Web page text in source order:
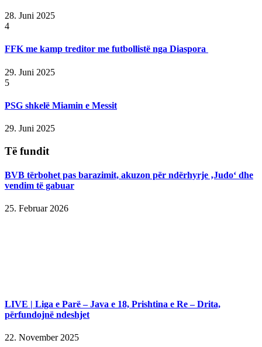
28. Juni 2025
4
FFK me kamp treditor me futbollistë nga Diaspora
29. Juni 2025
5
PSG shkelë Miamin e Messit
29. Juni 2025
Të fundit
BVB tërbohet pas barazimit, akuzon për ndërhyrje ‚Judo‘ dhe
vendim të gabuar
25. Februar 2026
LIVE | Liga e Parë – Java e 18, Prishtina e Re – Drita,
përfundojnë ndeshjet
22. November 2025